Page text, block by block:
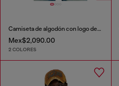
Camiseta de algodón con logo destacado estampado
Mex$2,090.00
2 COLORES